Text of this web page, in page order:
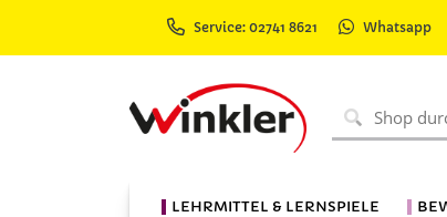
Service: 02741 8621 Whatsapp
LEHRMITTEL & LERNSPIELE